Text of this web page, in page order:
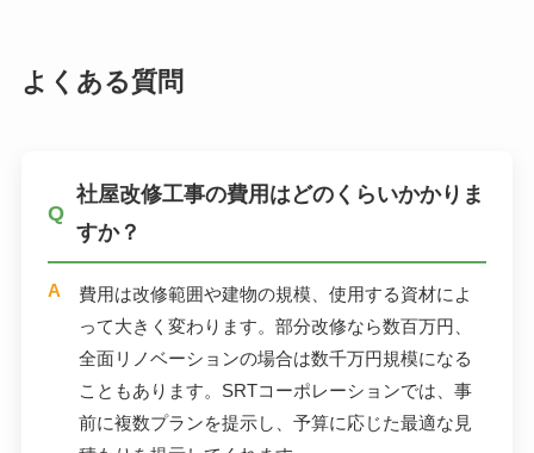
よくある質問
社屋改修工事の費用はどのくらいかかりま
すか？
費用は改修範囲や建物の規模、使用する資材によ
って大きく変わります。部分改修なら数百万円、
全面リノベーションの場合は数千万円規模になる
こともあります。SRTコーポレーションでは、事
前に複数プランを提示し、予算に応じた最適な見